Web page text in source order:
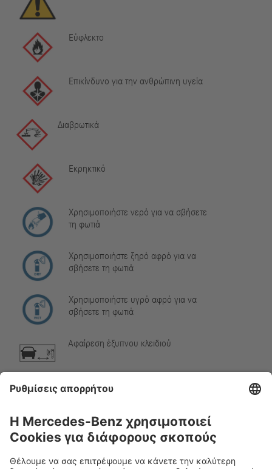
Εύφλεκτο
Επικίνδυνο για την ανθρώπινη υγεία
Διαβρωτικά
Εκρηκτικό
Χρησιμοποιήστε νερό για να σβήσετε
τη φωτιά
Χρησιμοποιήστε ξηρό αφρό για να
σβήσετε τη φωτιά
Χρησιμοποιήστε υγρό αφρό για να
σβήσετε τη φωτιά
Αφαίρεση έξυπνου κλειδιού
Αέριο κλιματιστικού
Προειδοποίηση, χαμηλή θερμοκρασία